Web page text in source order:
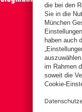
Tabelle
Tickets